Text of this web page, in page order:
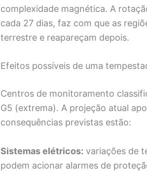
complexidade magnética. A
cada 27 dias, faz com que as
terrestre e reapareçam depois.
Efeitos possíveis de uma
Centros de monitoramento
G5 (extrema). A projeção atual
consequências previstas estão:
Sistemas elétricos: variações de
podem acionar alarmes de